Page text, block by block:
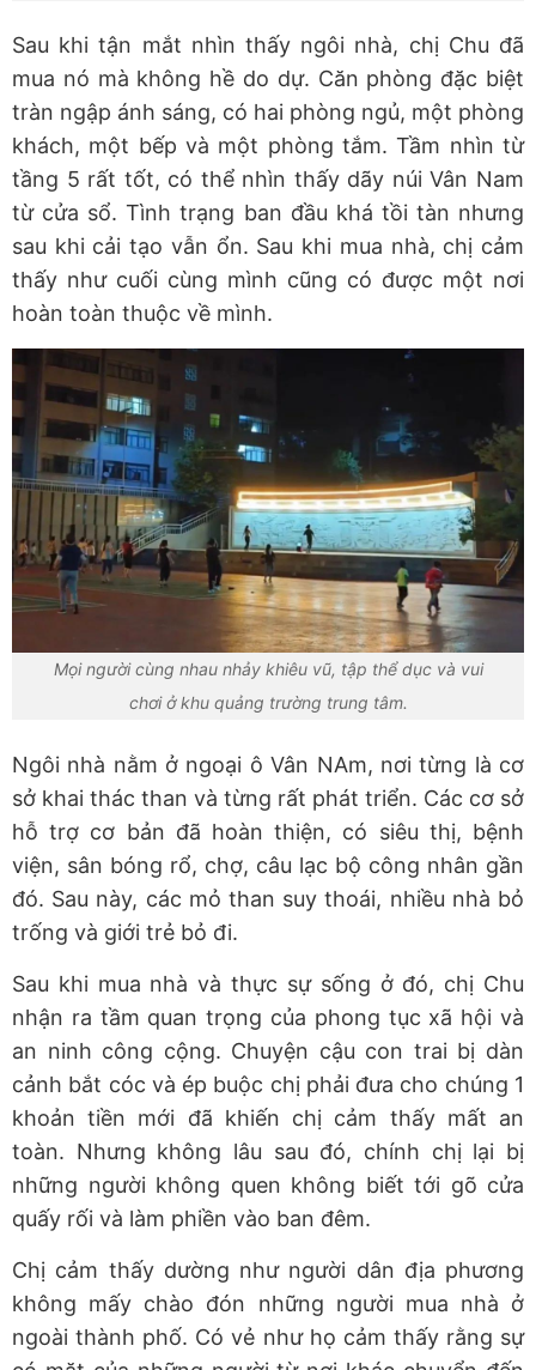
Sau khi tận mắt nhìn thấy ngôi nhà, chị Chu đã
mua nó mà không hề do dự. Căn phòng đặc biệt
tràn ngập ánh sáng, có hai phòng ngủ, một phòng
khách, một bếp và một phòng tắm. Tầm nhìn từ
tầng 5 rất tốt, có thể nhìn thấy dãy núi Vân Nam
từ cửa sổ. Tình trạng ban đầu khá tồi tàn nhưng
sau khi cải tạo vẫn ổn. Sau khi mua nhà, chị cảm
thấy như cuối cùng mình cũng có được một nơi
hoàn toàn thuộc về mình.
Mọi người cùng nhau nhảy khiêu vũ, tập thể dục và vui
chơi ở khu quảng trường trung tâm.
Ngôi nhà nằm ở ngoại ô Vân NAm, nơi từng là cơ
sở khai thác than và từng rất phát triển. Các cơ sở
hỗ trợ cơ bản đã hoàn thiện, có siêu thị, bệnh
viện, sân bóng rổ, chợ, câu lạc bộ công nhân gần
đó. Sau này, các mỏ than suy thoái, nhiều nhà bỏ
trống và giới trẻ bỏ đi.
Sau khi mua nhà và thực sự sống ở đó, chị Chu
nhận ra tầm quan trọng của phong tục xã hội và
an ninh công cộng. Chuyện cậu con trai bị dàn
cảnh bắt cóc và ép buộc chị phải đưa cho chúng 1
khoản tiền mới đã khiến chị cảm thấy mất an
toàn. Nhưng không lâu sau đó, chính chị lại bị
những người không quen không biết tới gõ cửa
quấy rối và làm phiền vào ban đêm.
Chị cảm thấy dường như người dân địa phương
không mấy chào đón những người mua nhà ở
ngoài thành phố. Có vẻ như họ cảm thấy rằng sự